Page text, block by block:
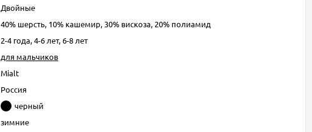
Двойные
40% шерсть, 10% кашемир, 30% вискоза, 20% полиамид
2-4 года, 4-6 лет, 6-8 лет
для мальчиков
Mialt
Россия
черный
зимние